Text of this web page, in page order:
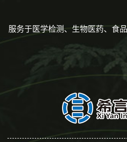
服务于医学检测、生物医药、食